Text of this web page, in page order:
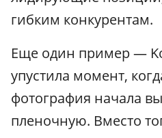
гибким конкурентам.
Еще один пример —
упустила момент,
фотография начала
пленочную. Вместо